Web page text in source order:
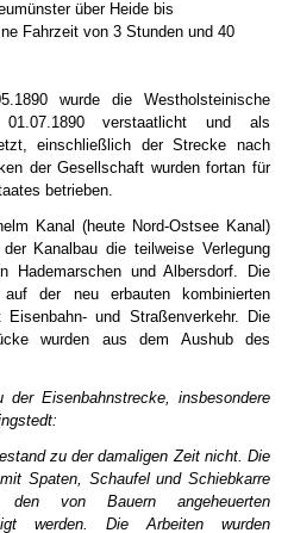
über Heide bis
Fahrzeit von 3 Stunden und 40
wurde die Westholsteinische
01.07.1890 verstaatlicht und als
einschließlich der Strecke nach
der Gesellschaft wurden fortan für
betrieben.
Kanal (heute Nord-Ostsee Kanal)
Kanalbau die teilweise Verlegung
Hademarschen und Albersdorf. Die
der neu erbauten kombinierten
und Straßenverkehr. Die
wurden aus dem Aushub des
Eisenbahnstrecke, insbesondere
zu der damaligen Zeit nicht. Die
Spaten, Schaufel und Schiebkarre
von Bauern angeheuerten
werden. Die Arbeiten wurden